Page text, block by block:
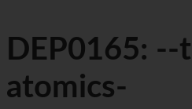
DEP0165: --
atomics-